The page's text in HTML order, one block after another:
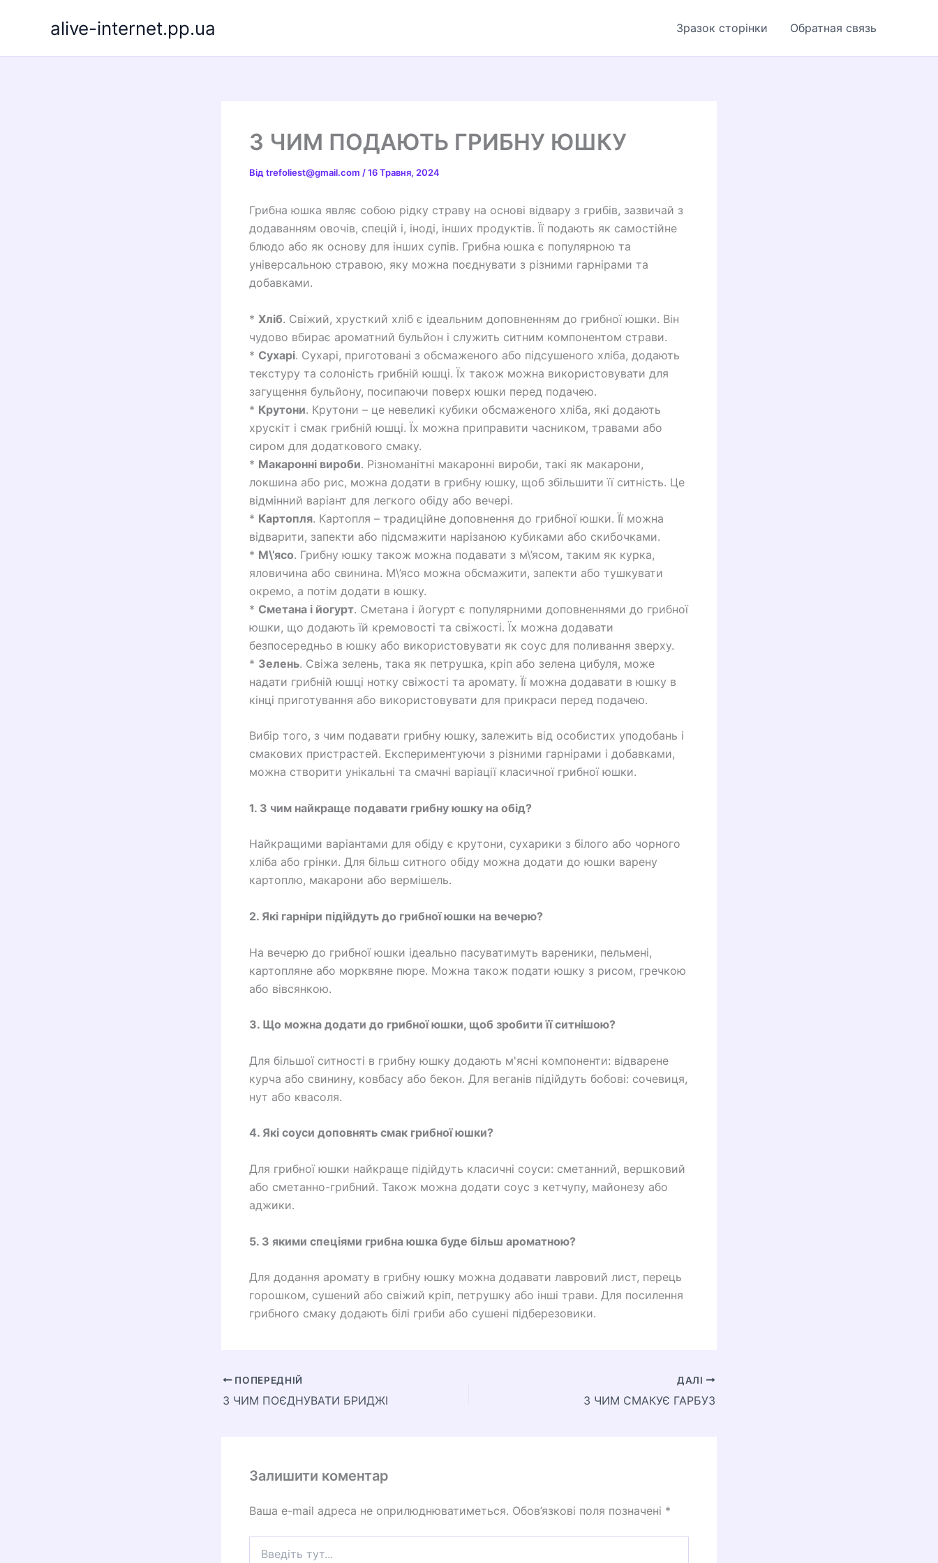
alive-internet.pp.ua Зразок сторінки Обратная связь
З ЧИМ ПОДАЮТЬ ГРИБНУ ЮШКУ
Від trefoliest@gmail.com /16 Травня, 2024
Грибна юшка являє собою рідку страву на основі відвару з грибів, зазвичай з
додаванням овочів, спецій і, іноді, інших продуктів. Її подають як самостійне
блюдо або як основу для інших супів. Грибна юшка є популярною та
універсальною стравою, яку можна поєднувати з різними гарнірами та
добавками.
* Хліб. Свіжий, хрусткий хліб є ідеальним доповненням до грибної юшки. Він
чудово вбирає ароматний бульйон і служить ситним компонентом страви.
* Сухарі. Сухарі, приготовані з обсмаженого або підсушеного хліба, додають
текстуру та солоність грибній юшці. Їх також можна використовувати для
загущення бульйону, посипаючи поверх юшки перед подачею.
* Крутони. Крутони – це невеликі кубики обсмаженого хліба, які додають
хрускіт і смак грибній юшці. Їх можна приправити часником, травами або
сиром для додаткового смаку.
* Макаронні вироби. Різноманітні макаронні вироби, такі як макарони,
локшина або рис, можна додати в грибну юшку, щоб збільшити її ситність. Це
відмінний варіант для легкого обіду або вечері.
* Картопля. Картопля – традиційне доповнення до грибної юшки. Її можна
відварити, запекти або підсмажити нарізаною кубиками або скибочками.
* М\’ясо. Грибну юшку також можна подавати з м\’ясом, таким як курка,
яловичина або свинина. М\’ясо можна обсмажити, запекти або тушкувати
окремо, а потім додати в юшку.
* Сметана і йогурт. Сметана і йогурт є популярними доповненнями до грибної
юшки, що додають їй кремовості та свіжості. Їх можна додавати
безпосередньо в юшку або використовувати як соус для поливання зверху.
* Зелень. Свіжа зелень, така як петрушка, кріп або зелена цибуля, може
надати грибній юшці нотку свіжості та аромату. Її можна додавати в юшку в
кінці приготування або використовувати для прикраси перед подачею.
Вибір того, з чим подавати грибну юшку, залежить від особистих уподобань і
смакових пристрастей. Експериментуючи з різними гарнірами і добавками,
можна створити унікальні та смачні варіації класичної грибної юшки.
1. З чим найкраще подавати грибну юшку на обід?
Найкращими варіантами для обіду є крутони, сухарики з білого або чорного
хліба або грінки. Для більш ситного обіду можна додати до юшки варену
картоплю, макарони або вермішель.
2. Які гарніри підійдуть до грибної юшки на вечерю?
На вечерю до грибної юшки ідеально пасуватимуть вареники, пельмені,
картопляне або морквяне пюре. Можна також подати юшку з рисом, гречкою
або вівсянкою.
3. Що можна додати до грибної юшки, щоб зробити її ситнішою?
Для більшої ситності в грибну юшку додають м'ясні компоненти: відварене
курча або свинину, ковбасу або бекон. Для веганів підійдуть бобові: сочевиця,
нут або квасоля.
4. Які соуси доповнять смак грибної юшки?
Для грибної юшки найкраще підійдуть класичні соуси: сметанний, вершковий
або сметанно-грибний. Також можна додати соус з кетчупу, майонезу або
аджики.
5. З якими спеціями грибна юшка буде більш ароматною?
Для додання аромату в грибну юшку можна додавати лавровий лист, перець
горошком, сушений або свіжий кріп, петрушку або інші трави. Для посилення
грибного смаку додають білі гриби або сушені підберезовики.
ПОПЕРЕДНІЙ
З ЧИМ ПОЄДНУВАТИ БРИДЖІ
ДАЛІ
З ЧИМ СМАКУЄ ГАРБУЗ
Залишити коментар
Ваша e-mail адреса не оприлюднюватиметься. Обов’язкові поля позначені *
тут...